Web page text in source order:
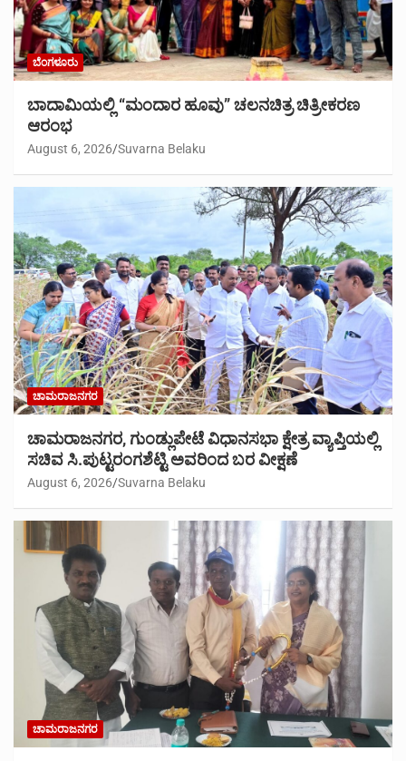
ಬೆಂಗಳೂರು
ಬಾದಾಮಿಯಲ್ಲಿ “ಮಂದಾರ ಹೂವು” ಚಲನಚಿತ್ರ ಚಿತ್ರೀಕರಣ
ಆರಂಭ
August 6, 2026 Suvarna Belaku
ಚಾಮರಾಜನಗರ
ಚಾಮರಾಜನಗರ, ಗುಂಡ್ಲುಪೇಟೆ ವಿಧಾನಸಭಾ ಕ್ಷೇತ್ರ ವ್ಯಾಪ್ತಿಯಲ್ಲಿ
ಸಚಿವ ಸಿ.ಪುಟ್ಟರಂಗಶೆಟ್ಟಿ ಅವರಿಂದ ಬರ ವೀಕ್ಷಣೆ
August 6, 2026 Suvarna Belaku
ಚಾಮರಾಜನಗರ